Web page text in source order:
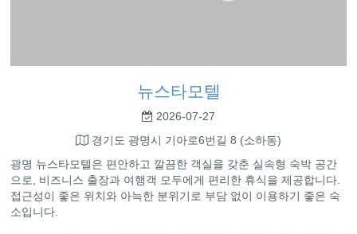
뉴스타모텔
2026-07-27
경기도 광명시 기아로6번길 8 (소하동)
광명 뉴스타모텔은 편안하고 깔끔한 객실을 갖춘 실속형 숙박 공간
으로, 비즈니스 출장과 여행객 모두에게 편리한 휴식을 제공합니다.
접근성이 좋은 위치와 아늑한 분위기로 부담 없이 이용하기 좋은 숙
소입니다.